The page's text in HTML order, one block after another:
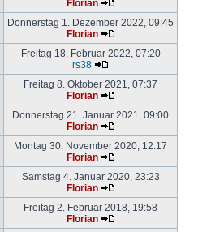
Florian
Donnerstag 1. Dezember 2022, 09:45
Florian
Freitag 18. Februar 2022, 07:20
rs38
Freitag 8. Oktober 2021, 07:37
Florian
Donnerstag 21. Januar 2021, 09:00
Florian
Montag 30. November 2020, 12:17
Florian
Samstag 4. Januar 2020, 23:23
Florian
Freitag 2. Februar 2018, 19:58
Florian